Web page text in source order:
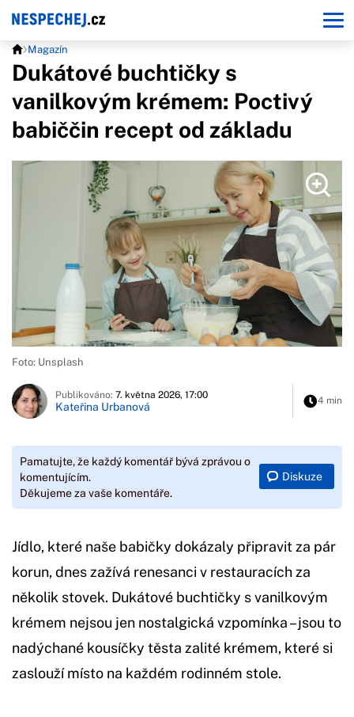
Magazín
Dukátové buchtičky s
vanilkovým krémem: Poctivý
babiččin recept od základu
Foto: Unsplash
Publikováno: 7. května 2026, 17:00
Kateřina Urbanová 4 min
Pamatujte, že každý komentář bývá zprávou o
komentujícím.
Děkujeme za vaše komentáře.
Diskuze
Jídlo, které naše babičky dokázaly připravit za pár
korun, dnes zažívá renesanci v restauracích za
několik stovek. Dukátové buchtičky s vanilkovým
krémem nejsou jen nostalgická vzpomínka – jsou to
nadýchané kousíčky těsta zalité krémem, které si
zaslouží místo na každém rodinném stole.